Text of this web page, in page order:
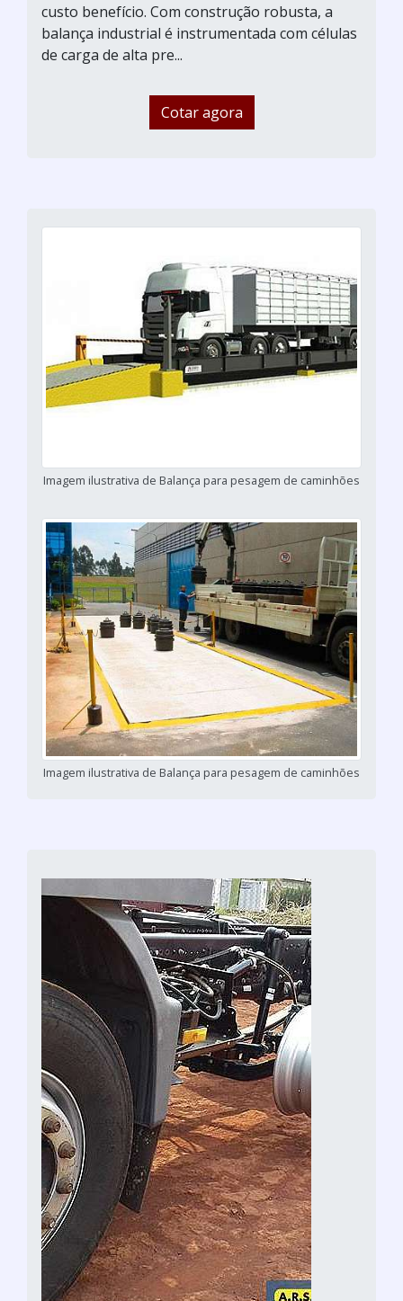
custo benefício. Com construção robusta, a
balança industrial é instrumentada com células
de carga de alta pre...
Cotar agora
Imagem ilustrativa de Balança para pesagem de caminhões
Imagem ilustrativa de Balança para pesagem de caminhões